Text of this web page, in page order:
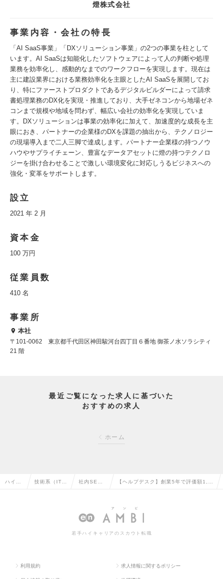
燈株式会社
事業内容・会社の特長
「AI SaaS事業」「DXソリューション事業」の2つの事業を柱として
います。AI SaaSは知能化したソフトウェアによって人の判断や処理
業務を効率化し、感動的なまでのワークフローを実現します。現在は
主に建設業界における業務効率化を主眼としたAI SaaSを展開してお
り、特にファーストプロダクトであるデジタルビルダーによって請求
書処理業務のDX化を実現・推進しており、大手ゼネコンから地場ゼネ
コンまで規模や地域を問わず、幅広い会社の効率化を実現していま
す。DXソリューションは事業の効率化に加えて、加速度的な成長を主
眼におき、パートナーの企業様のDXを課題の抽出から、テクノロジー
の現場導入まで二人三脚で達成します。パートナー企業様の持つノウ
ハウやサプライチェーン、豊富なデータアセットに燈の持つテクノロ
ジーを掛け合わせることで激しい環境変化に対応しうるビジネスへの
強化・変革をサポートします。
設立
2021 年 2 月
資本金
100 万円
従業員数
410 名
事業所
本社
〒101-0062 東京都千代田区神田駿河台四丁目６番地 御茶ノ水ソラシティ
21 階
最近ご覧になった求人に基づいた
おすすめの求人
ホーム
ハイク 技術系（IT・ 社内SE・
理の転職
【ヘルプデスク】創業5年で評価額1,0
スタートアップの求人情報
若手ハイキャリアのスカウト転職
利用規約 求人情報に関するポリシー